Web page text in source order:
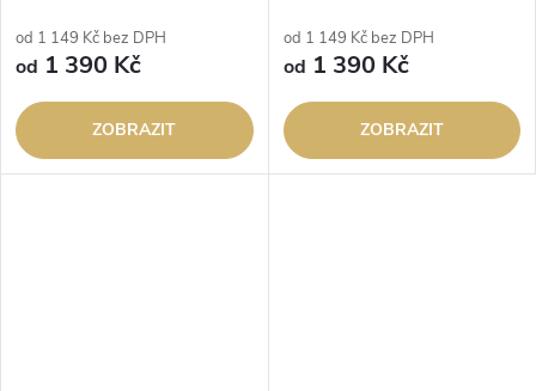
od 1 149 Kč bez DPH
od 1 390 Kč
ZOBRAZIT
od 1 149 Kč bez DPH
od 1 390 Kč
ZOBRAZIT